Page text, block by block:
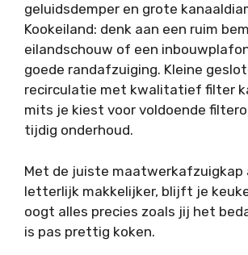
geluidsdemper en grote
Kookeiland: denk aan een ruim
eilandschouw of een
goede randafzuiging. Kleine
recirculatie met kwalitatief filter
mits je kiest voor voldoende
tijdig onderhoud.
Met de juiste maatwerkafzuigkap
letterlijk makkelijker, blijft je
oogt alles precies zoals jij het
is pas prettig koken.